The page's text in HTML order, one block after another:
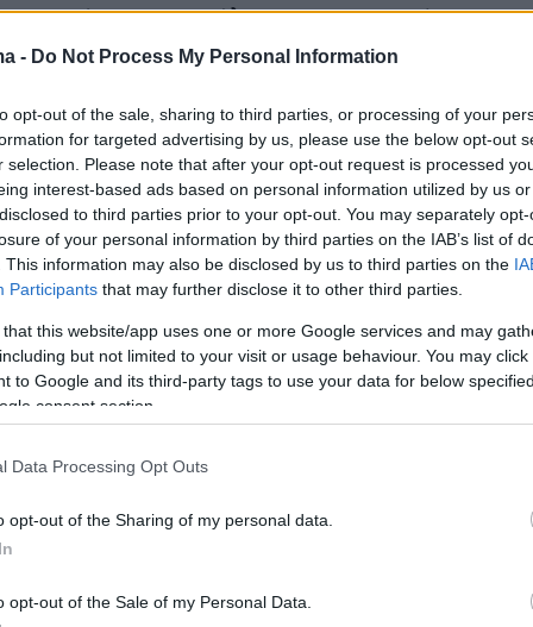
- Do Not Process My Personal Information
opt-out of the sale, sharing to third parties, or processing of your
for targeted advertising by us, please use the below opt-out
selection. Please note that after your opt-out request is processed
interest-based ads based on personal information utilized by us
to third parties prior to your opt-out. You may separately
of your personal information by third parties on the IAB’s list of
This information may also be disclosed by us to third parties on the
Participants that may further disclose it to other third parties.
that this website/app uses one or more Google services and may
but not limited to your visit or usage behaviour. You may
to Google and its third-party tags to use your data for below
consent section.
Data Processing Opt Outs
opt-out of the Sharing of my personal data.
opt-out of the Sale of my Personal Data.
Σκωτίας στους κόλπους του Ηνωμένου
δημοσκοπήσεις δείχνουν έτσι μια
με τις προηγούμενες έρευνες που έδιναν
δώδεκα μονάδων.
από μια δημοσκόπηση και εξακολουθούμε
την πρώτη δημοσκόπηση η οποία θα
το ναι. Όμως φαίνεται πως λίγες
την εκστρατεία», υπογραμμίζει στο
ο Τζον Κέρτις, καθηγητής πολιτικών
του Στραθκλάιντ, ο οποίος προτείνει μια